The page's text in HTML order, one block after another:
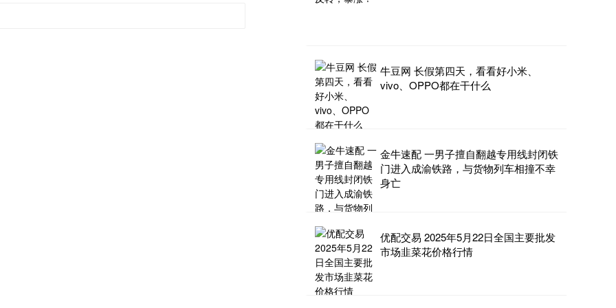
牛豆网 长假第四天，看看好小米、
vivo、OPPO都在干什么
金牛速配 一男子擅自翻越专用线封闭铁
门进入成渝铁路，与货物列车相撞不幸
身亡
优配交易 2025年5月22日全国主要批发
市场韭菜花价格行情